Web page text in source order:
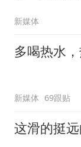
新媒体
多喝热水
新媒体 69跟贴
这滑的挺